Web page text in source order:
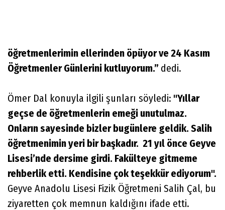
öğretmenlerimin ellerinden öpüyor ve 24 Kasım
Öğretmenler Günlerini kutluyorum.” dedi.
Ömer Dal konuyla ilgili şunları söyledi: "Yıllar
geçse de öğretmenlerin emeği unutulmaz.
Onların sayesinde bizler bugünlere geldik. Salih
öğretmenimin yeri bir başkadır. 21 yıl önce Geyve
Lisesi’nde dersime girdi. Fakülteye gitmeme
rehberlik etti. Kendisine çok teşekkür ediyorum".
Geyve Anadolu Lisesi Fizik Öğretmeni Salih Çal, bu
ziyaretten çok memnun kaldığını ifade etti.